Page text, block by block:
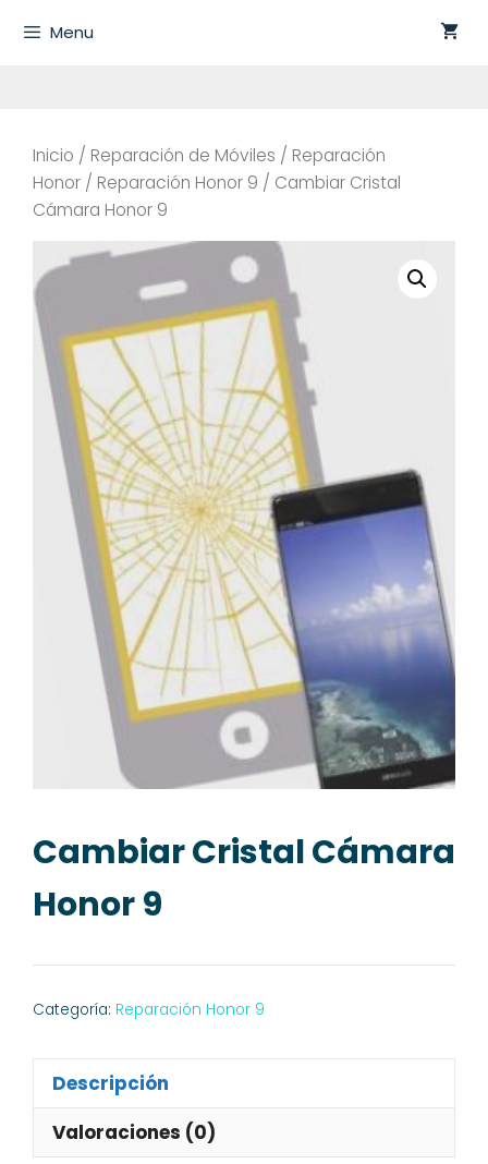
Menu
Inicio / Reparación de Móviles / Reparación
Honor / Reparación Honor 9 / Cambiar Cristal
Cámara Honor 9
Cambiar Cristal Cámara
Honor 9
Categoría: Reparación Honor 9
Descripción
Valoraciones (0)